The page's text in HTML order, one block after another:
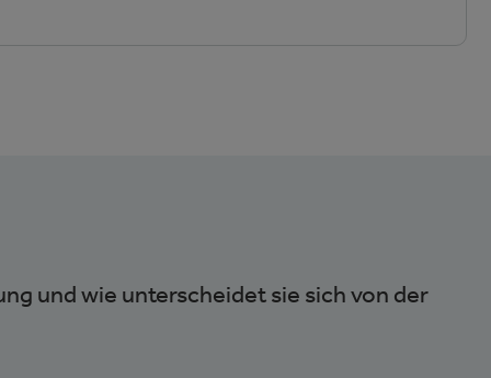
und wie unterscheidet sie sich von der